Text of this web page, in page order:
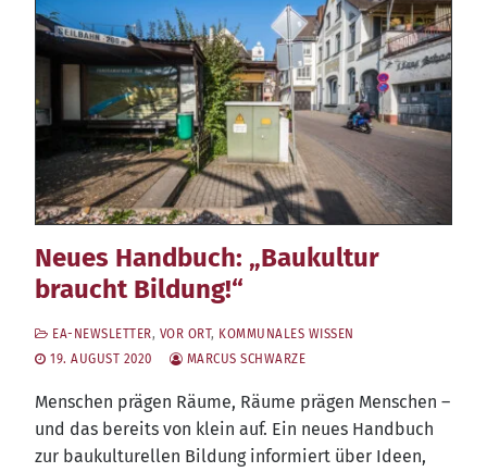
Neues Handbuch: „Baukultur
braucht Bildung!“
EA-NEWSLETTER, VOR ORT, KOMMUNALES WISSEN
19. AUGUST 2020
MARCUS SCHWARZE
Men­schen prä­gen Räu­me, Räu­me prä­gen Men­schen –
und das bereits von klein auf. Ein neu­es Hand­buch
zur bau­kul­tu­rel­len Bil­dung infor­miert über Ideen,